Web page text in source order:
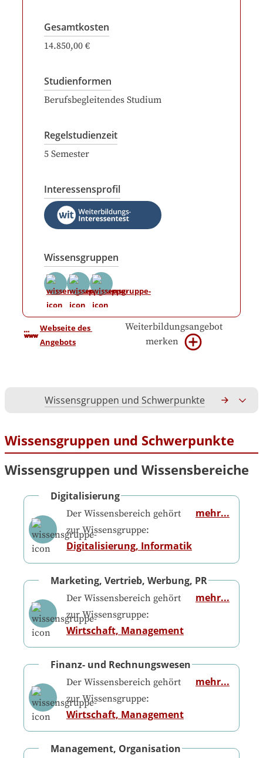
Gesamtkosten
14.850,00 €
Studienformen
Berufsbegleitendes Studium
Regelstudienzeit
5 Semester
Interessensprofil
Wissensgruppen
Webseite des
Angebots
Weiterbildungsangebot
merken
Wissensgruppen und Schwerpunkte
Wissensgruppen und Schwerpunkte
Wissensgruppen und Wissensbereiche
Digitalisierung
Der Wissensbereich gehört
zur Wissensgruppe:
Digitalisierung, Informatik
mehr...
Marketing, Vertrieb, Werbung, PR
Der Wissensbereich gehört
zur Wissensgruppe:
Wirtschaft, Management
mehr...
Finanz- und Rechnungswesen
Der Wissensbereich gehört
zur Wissensgruppe:
Wirtschaft, Management
mehr...
Management, Organisation